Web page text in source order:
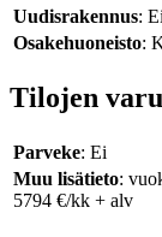
Uudisrakennus: Ei
Osakehuoneisto:
Tilojen
Parveke: Ei
Muu lisätieto:
5794 €/kk + alv